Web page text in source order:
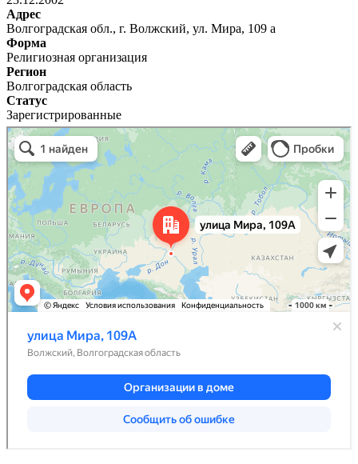
Адрес
Волгоградская обл., г. Волжский, ул. Мира, 109 а
Форма
Религиозная организация
Регион
Волгоградская область
Статус
Зарегистрированные